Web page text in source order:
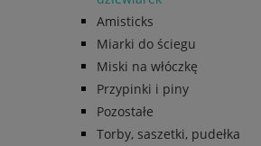
Amisticks
Miarki do ściegu
Miski na włóczkę
Przypinki i piny
Pozostałe
Torby, saszetki, pudełka